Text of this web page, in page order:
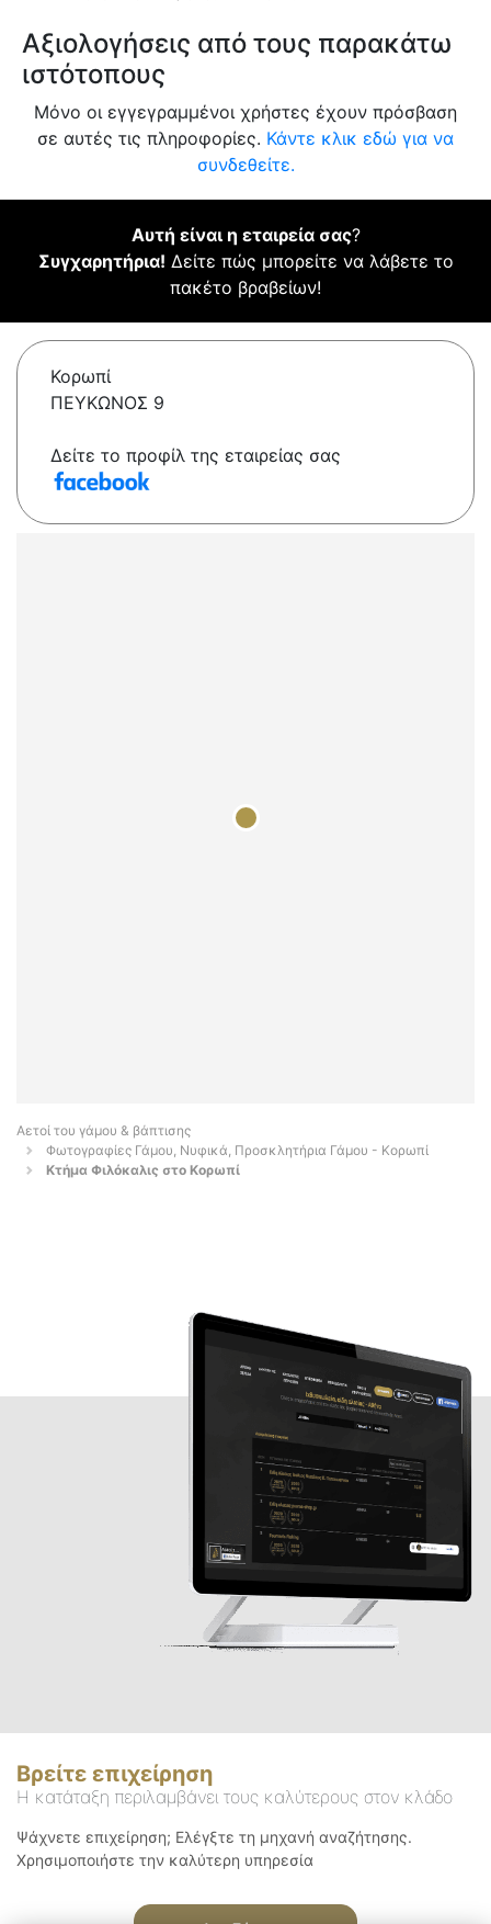
Αξιολογήσεις από τους παρακάτω
ιστότοπους
Μόνο οι εγγεγραμμένοι χρήστες έχουν πρόσβαση
σε αυτές τις πληροφορίες. Κάντε κλικ εδώ για να
συνδεθείτε.
Αυτή είναι η εταιρεία σας?
Συγχαρητήρια! Δείτε πώς μπορείτε να λάβετε το
πακέτο βραβείων!
Κορωπί
ΠΕΥΚΩΝΟΣ 9
Δείτε το προφίλ της εταιρείας σας
Αετοί του γάμου & βάπτισης
Φωτογραφίες Γάμου, Νυφικά, Προσκλητήρια Γάμου - Κορωπί
Κτήμα Φιλόκαλις στο Κορωπί
Βρείτε επιχείρηση
Η κατάταξη περιλαμβάνει τους καλύτερους στον κλάδο
Ψάχνετε επιχείρηση; Ελέγξτε τη μηχανή αναζήτησης.
Χρησιμοποιήστε την καλύτερη υπηρεσία